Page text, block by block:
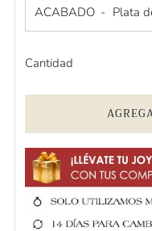
ACABADO
Cantidad